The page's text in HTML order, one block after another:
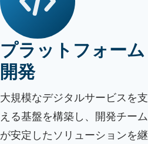
プラットフォーム
開発
大規模なデジタルサービスを支
える基盤を構築し、開発チーム
が安定したソリューションを継